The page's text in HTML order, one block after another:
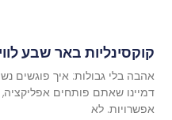
קוקסינליות באר שבע לווי
אהבה בלי גבולות: איך פוגשים
דמיינו שאתם פותחים
אפשרויות. לא